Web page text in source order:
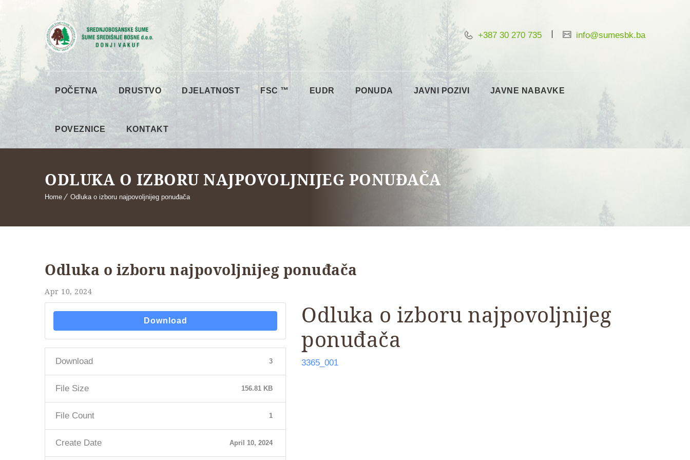
+387 30 270 735 info@sumesbk.ba
POČETNA DRUSTVO DJELATNOST FSC ™ EUDR PONUDA JAVNI POZIVI JAVNE NABAVKE
POVEZNICE KONTAKT
ODLUKA O IZBORU NAJPOVOLJNIJEG PONUĐAČA
Home Odluka o izboru najpovoljnijeg ponuđača
Odluka o izboru najpovoljnijeg ponuđača
Apr 10, 2024
Download
Download 3
File Size 156.81 KB
File Count 1
Create Date April 10, 2024
Odluka o izboru najpovoljnijeg
ponuđača
3365_001